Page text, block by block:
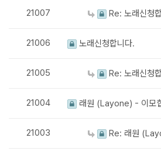
21007 Re: 노래신청
21006 노래신청합니다.
21005 Re: 노래신청
21004 래원 (Layone) - 이모
21003 Re: 래원